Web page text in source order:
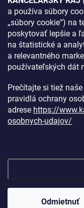
a používa súbory
„súbory cookie“) na
poskytovať lepšie a
na štatistické a
a relevantného
používateľských dát
Prečítajte si tiež
pravidlá ochrany
adrese https://
osobnych-udajov/
Odmietnuť
AKO SA K NÁM
Copyright 2026